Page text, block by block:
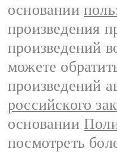
основании
произведения
произведений
можете
произведений
российского
основании
посмотреть